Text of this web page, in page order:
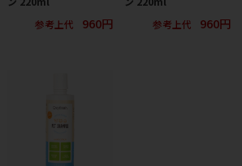
参考上代
960円
参考上代
960円